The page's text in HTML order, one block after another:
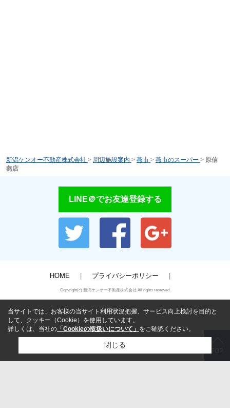
新潟ケンオー不動産株式会社 > 周辺施設案内 > 燕市 > 燕市のスーパー > 原信
燕店
LINE＠でお友達登録する
HOME プライバシーポリシー
Copyright(c) 新潟ケンオー不動産株式会社 All rights reserved.
当サイトでは、お客様の当サイト利用状況把握、サービス向上検討を目的と
して、クッキー（Cookie）を使用しています。
詳しくは、当社の 「Cookieの取扱いについて」 をご確認ください。
閉じる